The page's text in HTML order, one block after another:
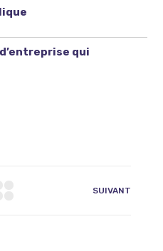
qui
SUIVANT